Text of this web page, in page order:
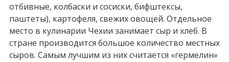
отбивные, колбаски и сосиски, бифштексы,
паштеты), картофеля, свежих овощей. Отдельное
место в кулинарии Чехии занимает сыр и хлеб. В
стране производится большое количество местных
сыров. Самым лучшим из них считается «гермелин»